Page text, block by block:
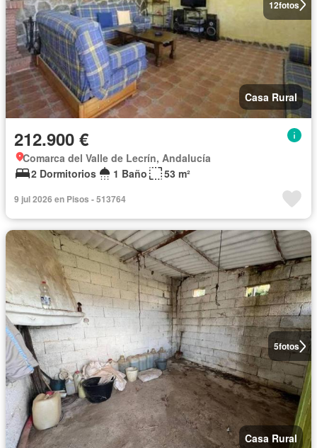
12fotos
Casa Rural
212.900 €
Comarca del Valle de Lecrín, Andalucía
2 Dormitorios
1 Baño 53 m²
9 jul 2026 en Pisos - 513764
5fotos
Casa Rural